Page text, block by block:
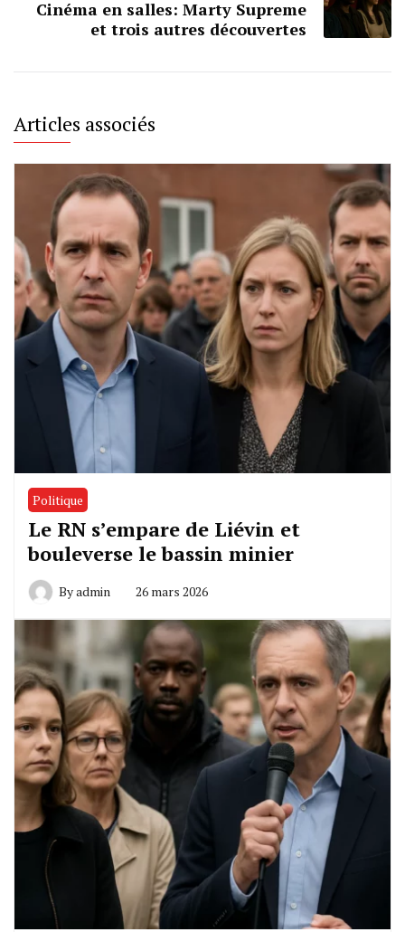
Cinéma en salles: Marty Supreme
et trois autres découvertes
Articles associés
Politique
Le RN s’empare de Liévin et
bouleverse le bassin minier
Byadmin 26 mars 2026